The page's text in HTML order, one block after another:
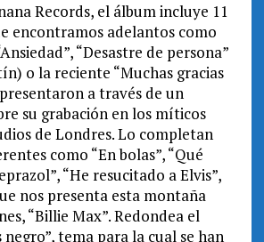
Records, el álbum incluye 11
encontramos adelantos como
“Desastre de persona”
o la reciente “Muchas gracias
a través de un
su grabación en los míticos
de Londres. Lo completan
como “En bolas”, “Qué
“He resucitado a Elvis”,
nos presenta esta montaña
“Billie Max”. Redondea el
tema para la cual se han